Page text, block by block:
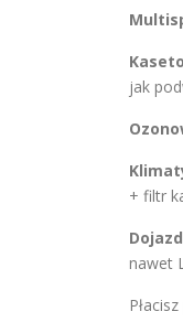
jak
+ filtr
nawet